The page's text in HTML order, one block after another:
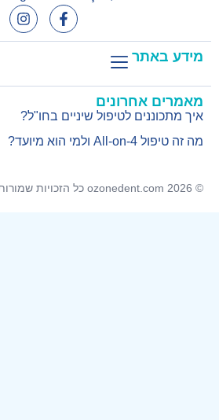
מידע באתר
מאמרים אחרונים
איך מתכוננים לטיפול שיניים בחו"ל?
מה זה טיפול All-on-4 ולמי הוא מיועד?
© 2026 ozonedent.com כל הזכויות שמורות.